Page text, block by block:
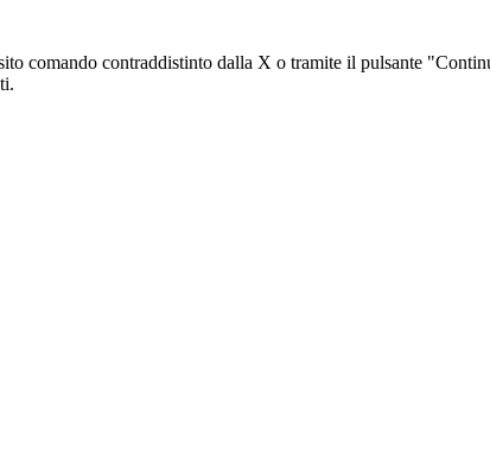
comando contraddistinto dalla X o tramite il pulsante